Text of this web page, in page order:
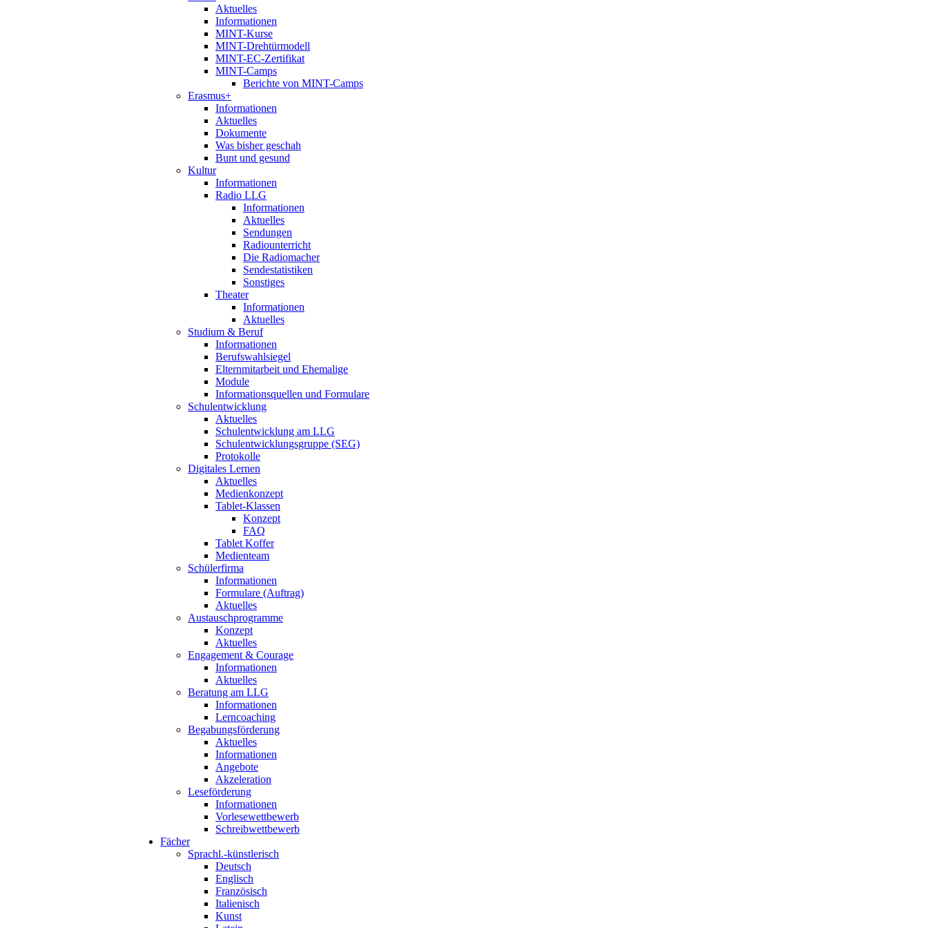
Aktuelles
Informationen
MINT-Kurse
MINT-Drehtürmodell
MINT-EC-Zertifikat
MINT-Camps
Berichte von MINT-Camps
Erasmus+
Informationen
Aktuelles
Dokumente
Was bisher geschah
Bunt und gesund
Kultur
Informationen
Radio LLG
Informationen
Aktuelles
Sendungen
Radiounterricht
Die Radiomacher
Sendestatistiken
Sonstiges
Theater
Informationen
Aktuelles
Studium & Beruf
Informationen
Berufswahlsiegel
Elternmitarbeit und Ehemalige
Module
Informationsquellen und Formulare
Schulentwicklung
Aktuelles
Schulentwicklung am LLG
Schulentwicklungsgruppe (SEG)
Protokolle
Digitales Lernen
Aktuelles
Medienkonzept
Tablet-Klassen
Konzept
FAQ
Tablet Koffer
Medienteam
Schülerfirma
Informationen
Formulare (Auftrag)
Aktuelles
Austauschprogramme
Konzept
Aktuelles
Engagement & Courage
Informationen
Aktuelles
Beratung am LLG
Informationen
Lerncoaching
Begabungsförderung
Aktuelles
Informationen
Angebote
Akzeleration
Leseförderung
Informationen
Vorlesewettbewerb
Schreibwettbewerb
Fächer
Sprachl.-künstlerisch
Deutsch
Englisch
Französisch
Italienisch
Kunst